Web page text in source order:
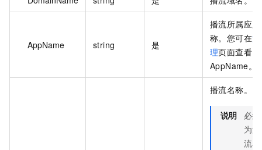
AppName string 是
播流所属应
称。您可在
理页面查看
AppName。
播流名称。
说明
必须
为源
流名